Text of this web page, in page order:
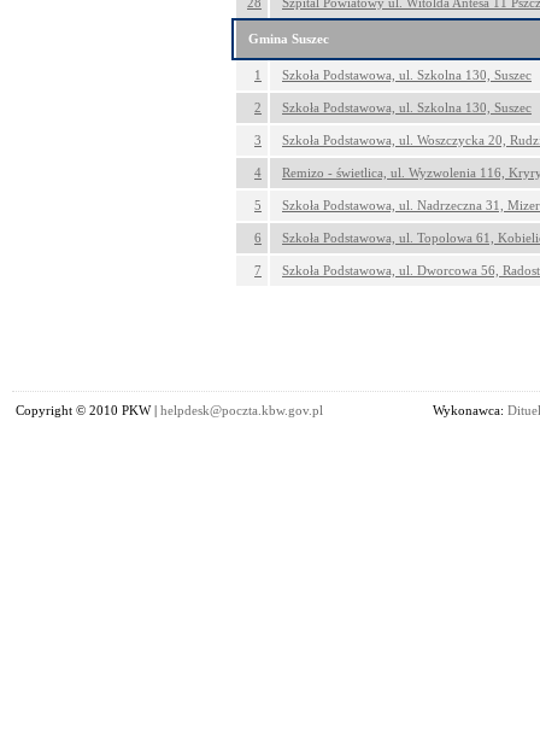
Gmina Suszec
1 Szkoła Podstawowa, ul. Szkolna 130, Suszec
2 Szkoła Podstawowa, ul. Szkolna 130, Suszec
3 Szkoła Podstawowa, ul. Woszczycka 20,
4 Remizo - świetlica, ul. Wyzwolenia 116,
5 Szkoła Podstawowa, ul. Nadrzeczna 31,
6 Szkoła Podstawowa, ul. Topolowa 61,
7 Szkoła Podstawowa, ul. Dworcowa 56,
Copyright © 2010 PKW | helpdesk@poczta.kbw.gov.pl Wykonawca: